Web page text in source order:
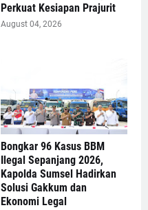
Perkuat Kesiapan Prajurit
August 04, 2026
Bongkar 96 Kasus BBM
Ilegal Sepanjang 2026,
Kapolda Sumsel Hadirkan
Solusi Gakkum dan
Ekonomi Legal